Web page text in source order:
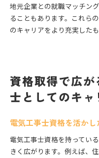
地元企業との就職マッチン
ることもあります。これら
のキャリアをより充実した
資格取得で広
士としてのキャ
電気工事士資格を活かし
電気工事士資格を持ってい
きく広がります。例えば、